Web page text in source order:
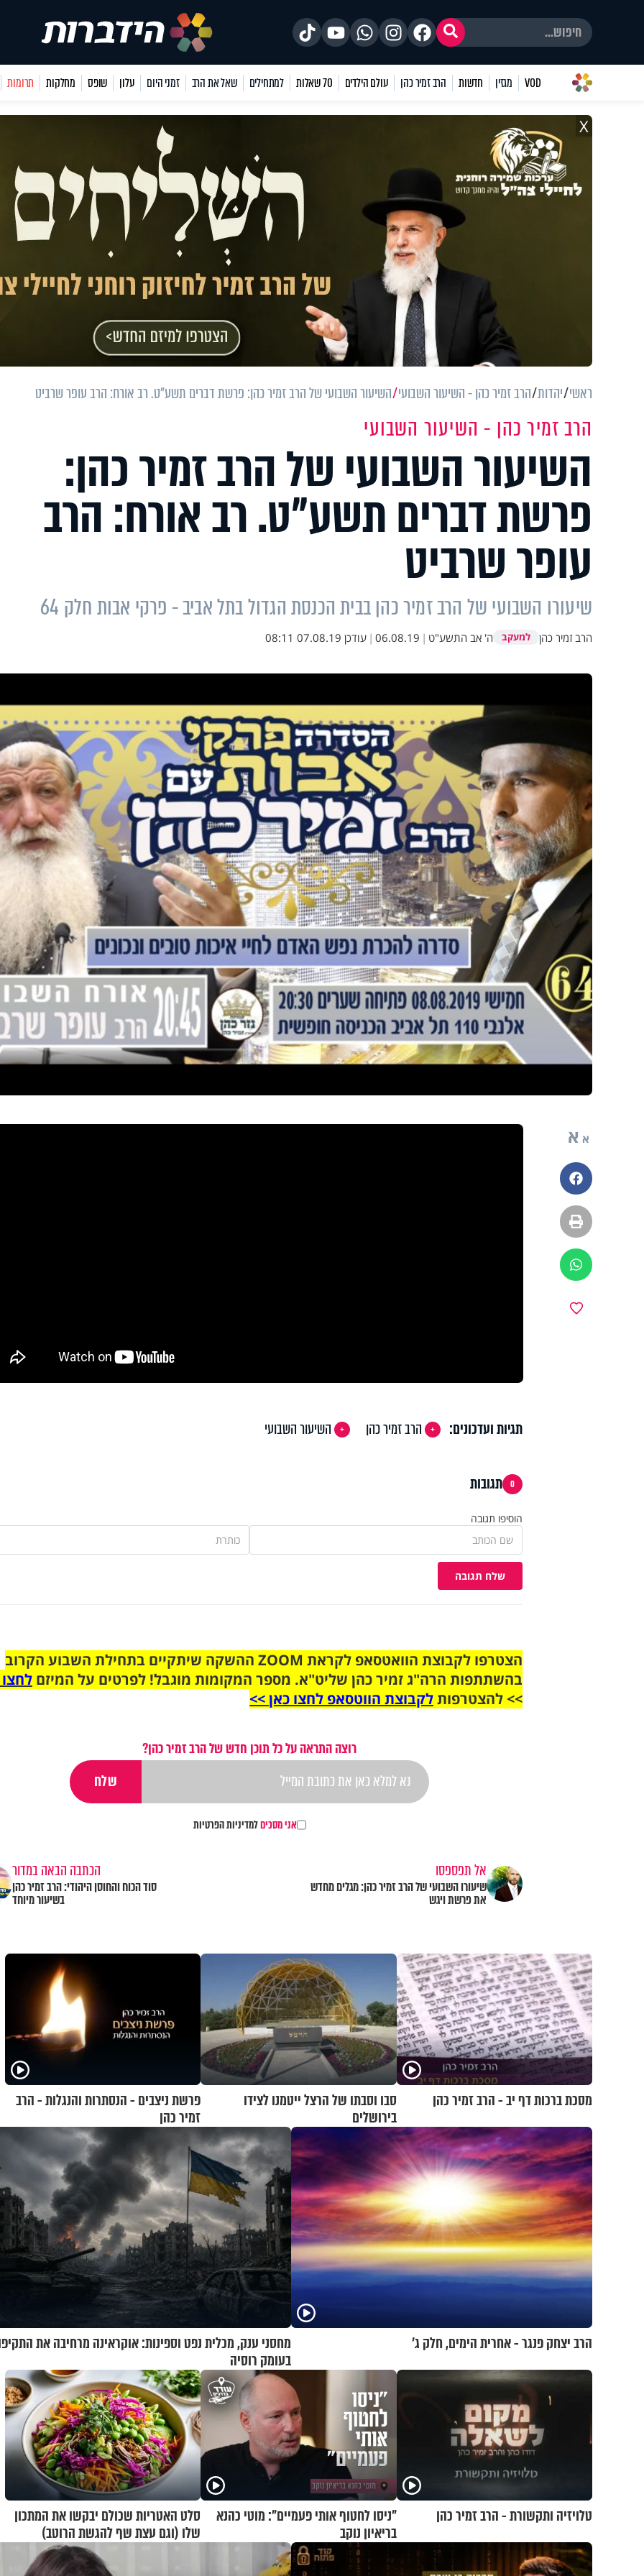
VOD מגזין חדשות הרב זמיר כהן עולם הילדים 70 שאלות למתחילים שאל את הרב זמני היום עלון שופס מחלקות תרומות
X
ראשי יהדות הרב זמיר כהן - השיעור השבועי השיעור השבועי של הרב זמיר כהן: פרשת דברים תשע"ט. רב אורח: הרב עופר שרביט
הרב זמיר כהן - השיעור השבועי
השיעור השבועי של הרב זמיר כהן:
פרשת דברים תשע"ט. רב אורח: הרב
עופר שרביט
שיעורו השבועי של הרב זמיר כהן בבית הכנסת הגדול בתל אביב - פרקי אבות חלק 64
הרב זמיר כהן למעקב ה' אב התשע"ט |
06.08.19
| עודכן 07.08.19 08:11
א א
פייסבוק
הדפסה
ווטסאפ
תגיות ועדכונים: הרב זמיר כהן השיעור השבועי
0 תגובות
הוסיפו תגובה
שלח תגובה
הצטרפו לקבוצת הוואטסאפ לקראת ZOOM ההשקה שיתקיים בתחילת השבוע הקרוב
בהשתתפות הרה"ג זמיר כהן שליט"א. מספר המקומות מוגבל! לפרטים על המיזם
>> להצטרפותלקבוצת הווטסאפ לחצו כאן >>
רוצה התראה על כל תוכן חדש של הרב זמיר כהן?
אני מסכיםלמדיניות הפרטיות
אל תפספסו
שיעורו השבועי של הרב זמיר כהן: מגלים מחדש
את פרשת ויגש
הכתבה הבאה במדור
סוד הכוח והחוסן היהודי: הרב זמיר כהן
בשיעור מיוחד
מסכת ברכות דף יב - הרב זמיר כהן
סבו וסבתו של הרצל ייטמנו לצידו
בירושלים
פרשת ניצבים - הנסתרות והנגלות - הרב
זמיר כהן
הרב יצחק פנגר - אחרית הימים, חלק ג’
מחסני ענק, מכלית נפט וספינות: אוקראינה מרחיבה את
בעומק רוסיה
טלויזיה ותקשורת - הרב זמיר כהן
"ניסו לחטוף אותי פעמיים": מוטי כהנא
בריאיון נוקב
סלט האטריות שכולם יבקשו את המתכון
שלו (וגם עצת שף להגשת הרוטב)